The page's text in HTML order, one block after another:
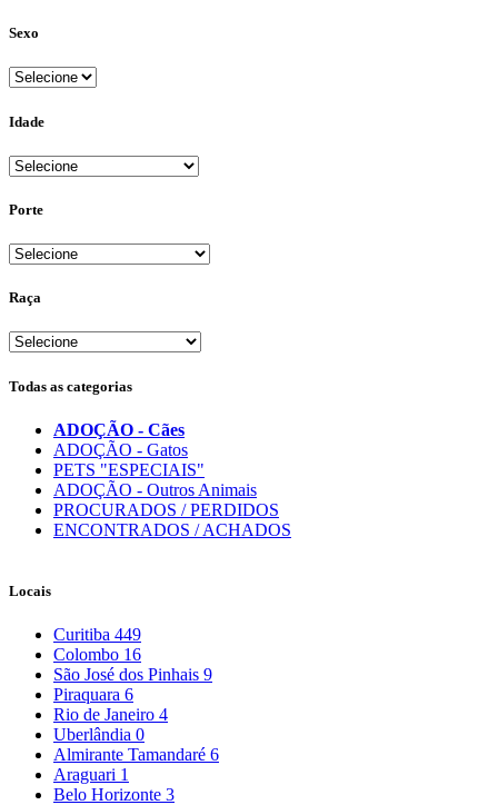
Sexo
Idade
Porte
Raça
Todas as categorias
ADOÇÃO - Cães
ADOÇÃO - Gatos
PETS "ESPECIAIS"
ADOÇÃO - Outros Animais
PROCURADOS / PERDIDOS
ENCONTRADOS / ACHADOS
Locais
Curitiba 449
Colombo 16
São José dos Pinhais 9
Piraquara 6
Rio de Janeiro 4
Uberlândia 0
Almirante Tamandaré 6
Araguari 1
Belo Horizonte 3